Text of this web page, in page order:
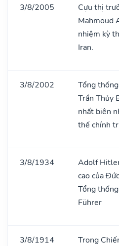
3/8/2005
Cựu thị
Mahmoud
nhiệm kỳ
Iran.
3/8/2002
Tổng
Trần Thủy
nhất biên
thế chính
3/8/1934
Adolf
cao của
Tổng
Führer
3/8/1914
Trong